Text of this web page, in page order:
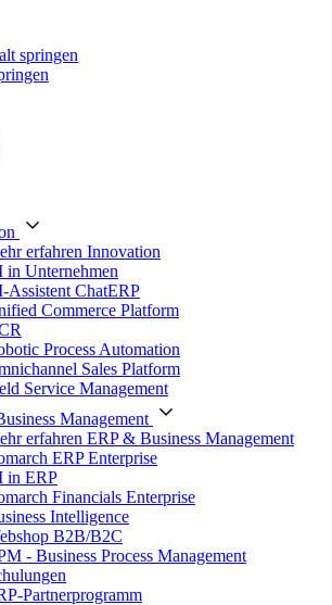
springen
erfahren Innovation
in Unternehmen
Assistent ChatERP
Commerce Platform
Process Automation
Sales Platform
Service Management
Management
erfahren ERP & Business Management
ERP Enterprise
in ERP
Financials Enterprise
Intelligence
B2B/B2C
- Business Process Management
Partnerprogramm